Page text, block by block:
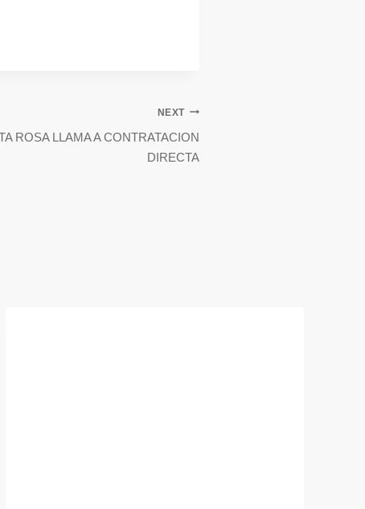
NEXT
ROSA LLAMA A CONTRATACION
DIRECTA